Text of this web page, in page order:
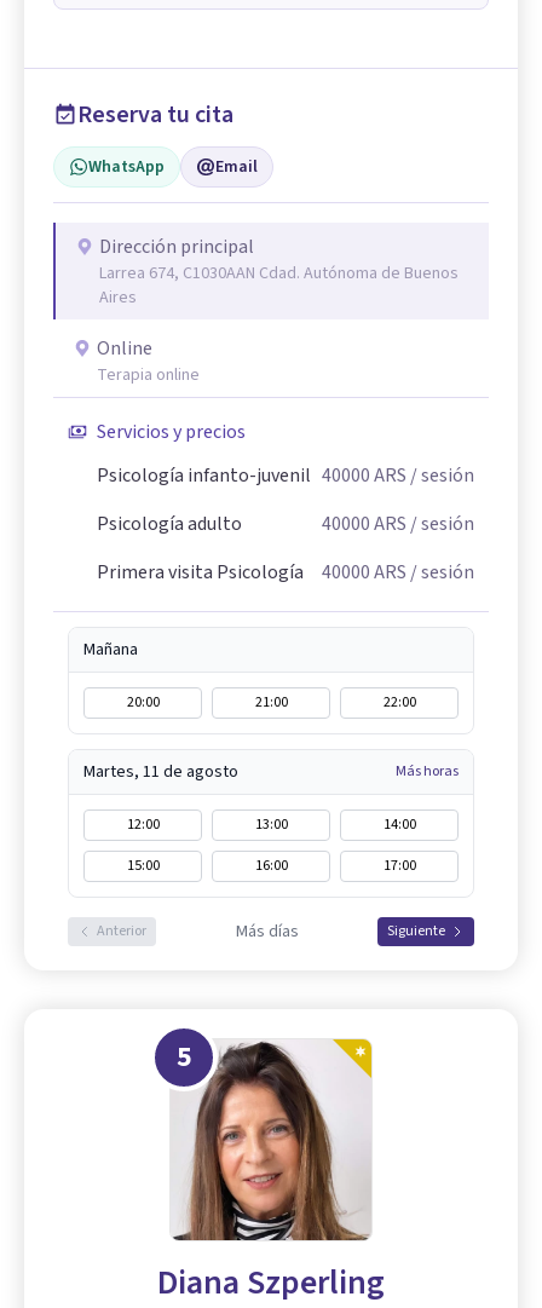
Reserva tu cita
WhatsApp Email
Dirección principal
Larrea 674, C1030AAN Cdad. Autónoma de Buenos
Aires
Online
Terapia online
Servicios y precios
Psicología infanto-juvenil 40000ARS / sesión
Psicología adulto
40000ARS / sesión
Primera visita Psicología
40000ARS / sesión
Mañana
20:00 21:00 22:00
Martes, 11 de agosto Más horas
12:00 13:00
14:00
15:00
16:00 17:00
Anterior Más días Siguiente
5
Diana Szperling